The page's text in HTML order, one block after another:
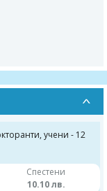
учени - 12
Спестени
10.10 лв.